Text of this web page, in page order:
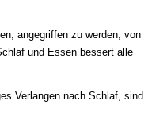
angegriffen zu werden, von
und Essen bessert alle
Verlangen nach Schlaf, sind